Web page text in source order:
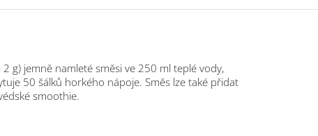
g) jemně namleté směsi ve 250 ml teplé vody,
50 šálků horkého nápoje. Směs lze také přidat
smoothie.